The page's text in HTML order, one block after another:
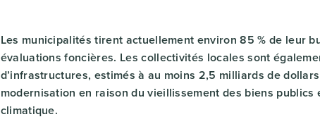
Les municipalités tirent actuellement environ 85 % de leur
évaluations foncières. Les collectivités locales sont
d’infrastructures, estimés à au moins 2,5 milliards de
modernisation en raison du vieillissement des biens
climatique.